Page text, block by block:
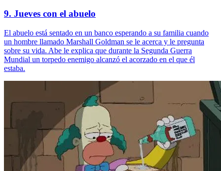
9. Jueves con el abuelo
El abuelo está sentado en un banco esperando a su familia cuando
un hombre llamado Marshall Goldman se le acerca y le pregunta
sobre su vida. Abe le explica que durante la Segunda Guerra
Mundial un torpedo enemigo alcanzó el acorzado en el que él
estaba.